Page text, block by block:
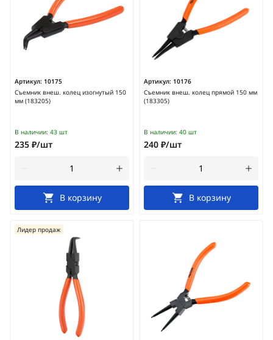
Артикул: 10175
Съемник внеш. колец изогнутый 150
мм (183205)
В наличии: 43 шт
235 ₽/шт
В корзину
Артикул: 10176
Съемник внеш. колец прямой 150 мм
(183305)
В наличии: 40 шт
240 ₽/шт
В корзину
Лидер продаж